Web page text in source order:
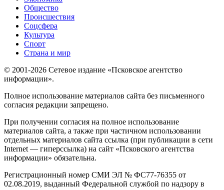
Общество
Происшествия
Соцсфера
Культура
Спорт
Страна и мир
© 2001-2026 Сетевое издание «Псковское агентство
информации».
Полное использование материалов сайта без письменного
согласия редакции запрещено.
При получении согласия на полное использование
материалов сайта, а также при частичном использовании
отдельных материалов сайта ссылка (при публикации в сети
Internet — гиперссылка) на сайт «Псковского агентства
информации» обязательна.
Регистрационный номер СМИ ЭЛ № ФС77-76355 от
02.08.2019, выданный Федеральной службой по надзору в